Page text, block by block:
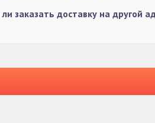
заказать доставку на другой